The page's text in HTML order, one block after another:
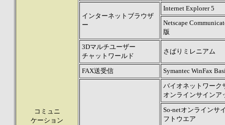
コミュニ
ケーション
インターネットブラウザ
ー
Internet Explorer 5
Netscape
版
3Dマルチユーザー
チャットワールド
さぱりミレニアム
FAX送受信
Symantec WinFax
バイオネットワーク
オンラインサインア
So-netオンラインサ
フトウエア